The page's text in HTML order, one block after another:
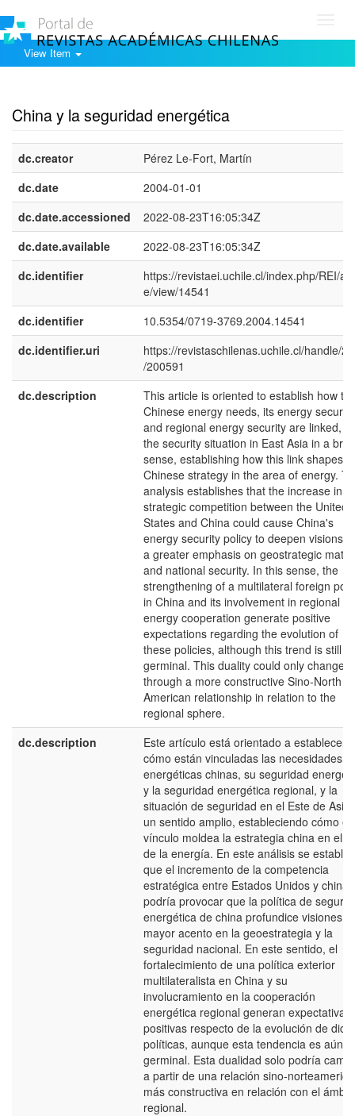
View Item
China y la seguridad energética
dc.creator
Pérez Le-Fort, Martín
dc.date
2004-01-01
dc.date.accessioned
2022-08-23T16:05:34Z
dc.date.available
2022-08-23T16:05:34Z
dc.identifier
https://revistaei.uchile.cl/index.php/REI/
e/view/14541
dc.identifier
10.5354/0719-3769.2004.14541
dc.identifier.uri
https://revistaschilenas.uchile.cl/handle/
/200591
dc.description
This article is oriented to establish how
Chinese energy needs, its energy security
and regional energy security are linked,
the security situation in East Asia in a
sense, establishing how this link shapes
Chinese strategy in the area of energy.
analysis establishes that the increase in
strategic competition between the United
States and China could cause China's
energy security policy to deepen visions
a greater emphasis on geostrategic
and national security. In this sense, the
strengthening of a multilateral foreign
in China and its involvement in regional
energy cooperation generate positive
expectations regarding the evolution of
these policies, although this trend is still
germinal. This duality could only change
through a more constructive Sino-North
American relationship in relation to the
regional sphere.
dc.description
Este artículo está orientado a establecer
cómo están vinculadas las necesidades
energéticas chinas, su seguridad
y la seguridad energética regional, y la
situación de seguridad en el Este de Asia
un sentido amplio, estableciendo cómo
vínculo moldea la estrategia china en el
de la energía. En este análisis se
que el incremento de la competencia
estratégica entre Estados Unidos y china
podría provocar que la política de
energética de china profundice visiones
mayor acento en la geoestrategia y la
seguridad nacional. En este sentido, el
fortalecimiento de una política exterior
multilateralista en China y su
involucramiento en la cooperación
energética regional generan expectativas
positivas respecto de la evolución de
políticas, aunque esta tendencia es aún
germinal. Esta dualidad solo podría
a partir de una relación sino-
más constructiva en relación con el
regional.